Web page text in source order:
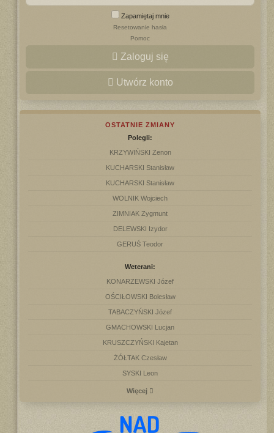
Zapamiętaj mnie
Resetowanie hasła
Pomoc
Zaloguj się
Utwórz konto
OSTATNIE ZMIANY
Polegli:
KRZYWIŃSKI Zenon
KUCHARSKI Stanisław
KUCHARSKI Stanisław
WOLNIK Wojciech
ZIMNIAK Zygmunt
DELEWSKI Izydor
GERUŚ Teodor
Weterani:
KONARZEWSKI Józef
OŚCIŁOWSKI Bolesław
TABACZYŃSKI Józef
GMACHOWSKI Lucjan
KRUSZCZYŃSKI Kajetan
ŻÓŁTAK Czesław
SYSKI Leon
Więcej